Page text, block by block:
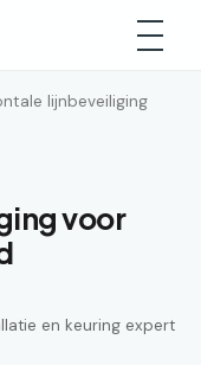
lijnbeveiliging
voor
en keuring expert